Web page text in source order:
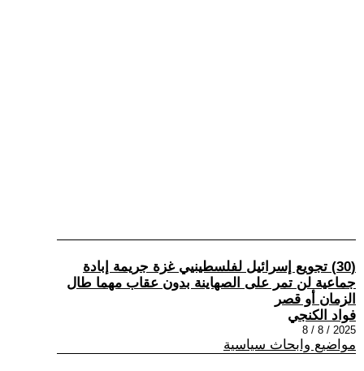
(30) تجويع إسرائيل لفلسطينيي غزة جريمة إبادة
جماعية لن تمر على الصهاينة بدون عقاب مهما طال
الزمان أو قصر
فواد الكنجي
2025 / 8 / 8
مواضيع وابحاث سياسية